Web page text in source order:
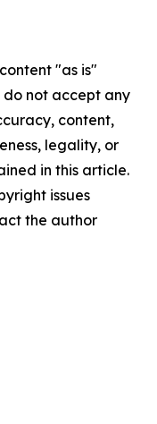
"as is"
not accept any
content,
legality, or
in this article.
issues
the author